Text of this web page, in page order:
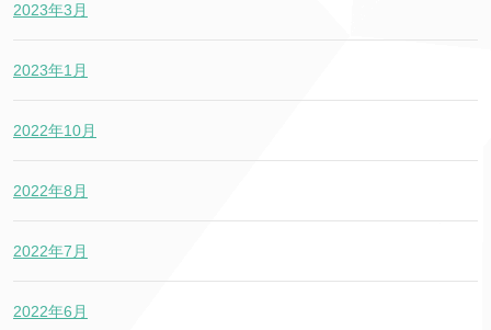
2023年3月
2023年1月
2022年10月
2022年8月
2022年7月
2022年6月